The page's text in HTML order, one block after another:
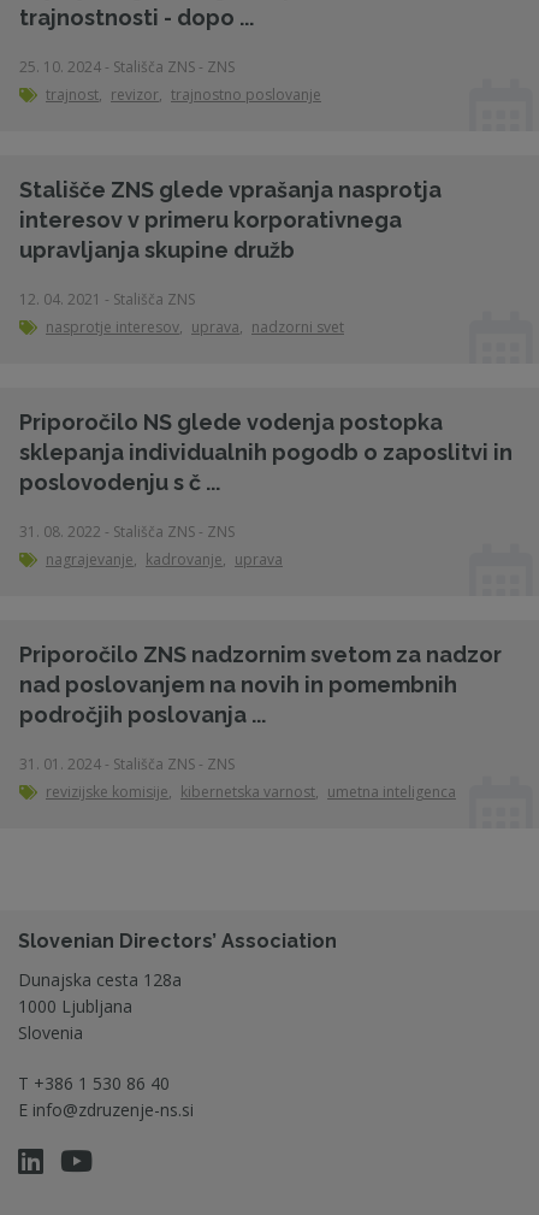
trajnostnosti - dopo ...
25. 10. 2024 - Stališča ZNS - ZNS
trajnost, revizor, trajnostno poslovanje
Stališče ZNS glede vprašanja nasprotja
interesov v primeru korporativnega
upravljanja skupine družb
12. 04. 2021 - Stališča ZNS
nasprotje interesov, uprava, nadzorni svet
Priporočilo NS glede vodenja postopka
sklepanja individualnih pogodb o zaposlitvi in
poslovodenju s č ...
31. 08. 2022 - Stališča ZNS - ZNS
nagrajevanje, kadrovanje, uprava
Priporočilo ZNS nadzornim svetom za nadzor
nad poslovanjem na novih in pomembnih
področjih poslovanja ...
31. 01. 2024 - Stališča ZNS - ZNS
revizijske komisije, kibernetska varnost, umetna inteligenca
Slovenian Directors’ Association
Dunajska cesta 128a
1000 Ljubljana
Slovenia
T +386 1 530 86 40
E info@zdruzenje-ns.si